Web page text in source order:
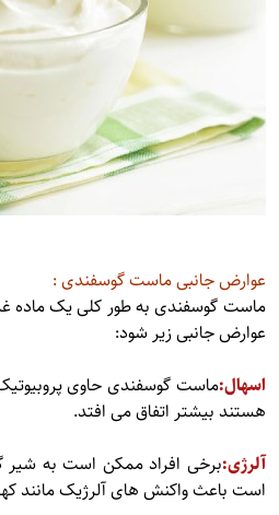
عوارض جانبی ماست گوسفندی :
ماست گوسفندی به طور کلی یک ماده
عوارض جانبی زیر شود:
اسهال:ماست گوسفندی حاوی
هستند بیشتر اتفاق می افتد.
آلرژی:برخی افراد ممکن است به
است باعث واکنش های آلرژیک مانند